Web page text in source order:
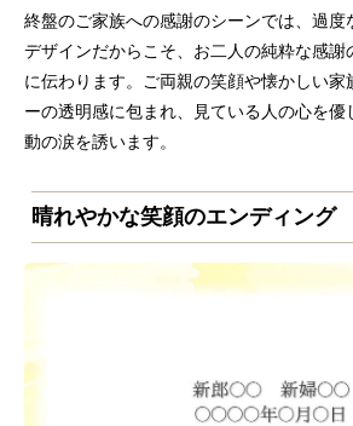
終盤のご家族への感謝のシーンでは、過度
デザインだからこそ、お二人の純粋な感謝
に伝わります。ご両親の笑顔や懐かしい家
ーの透明感に包まれ、見ている人の心を
動の涙を誘います。
晴れやかな笑顔のエンディング